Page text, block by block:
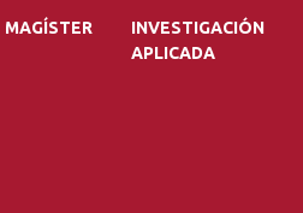
MAGÍSTER
INVESTIGACIÓN
APLICADA